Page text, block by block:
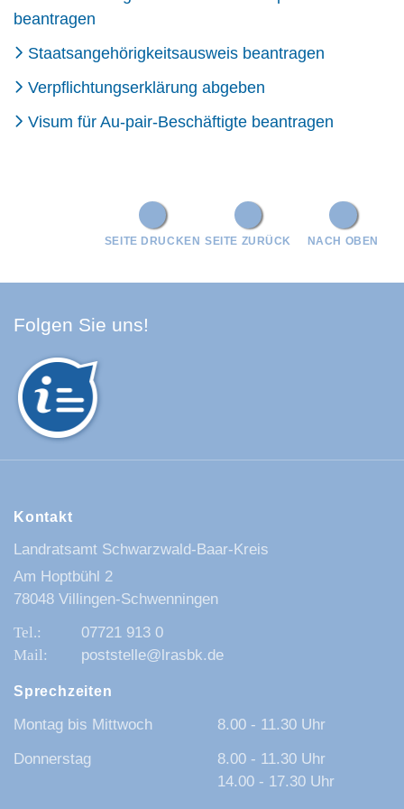
beantragen
Staatsangehörigkeitsausweis beantragen
Verpflichtungserklärung abgeben
Visum für Au-pair-Beschäftigte beantragen
NACH OBEN
SEITE ZURÜCK
SEITE DRUCKEN
Folgen Sie uns!
Kontakt
Landratsamt Schwarzwald-Baar-Kreis
Am Hoptbühl 2
78048 Villingen-Schwenningen
07721 913 0
poststelle@lrasbk.de
Sprechzeiten
Montag bis Mittwoch
8.00 - 11.30 Uhr
Donnerstag
8.00 - 11.30 Uhr
14.00 - 17.30 Uhr